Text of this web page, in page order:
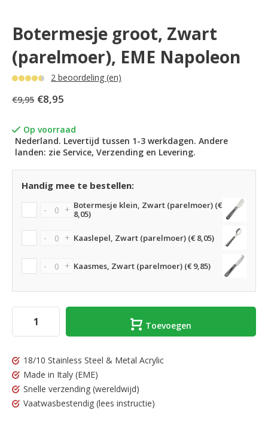
Botermesje groot, Zwart
(parelmoer), EME Napoleon
2 beoordeling (en)
€9,95 €8,95
Op voorraad
Nederland. Levertijd tussen 1-3 werkdagen. Andere
landen: zie Service, Verzending en Levering.
Handig mee te bestellen:
- + Botermesje klein, Zwart (parelmoer) (€
8,05)
- + Kaaslepel, Zwart (parelmoer) (€ 8,05)
- + Kaasmes, Zwart (parelmoer) (€ 9,85)
Toevoegen
18/10 Stainless Steel & Metal Acrylic
Made in Italy (EME)
Snelle verzending (wereldwijd)
Vaatwasbestendig (lees instructie)